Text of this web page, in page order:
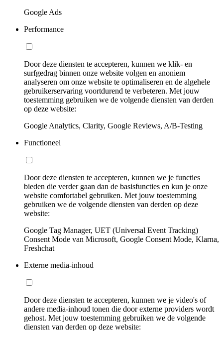
Google Ads
Performance
Door deze diensten te accepteren, kunnen we klik- en
surfgedrag binnen onze website volgen en anoniem
analyseren om onze website te optimaliseren en de algehele
gebruikerservaring voortdurend te verbeteren. Met jouw
toestemming gebruiken we de volgende diensten van derden
op deze website:
Google Analytics, Clarity, Google Reviews, A/B-Testing
Functioneel
Door deze diensten te accepteren, kunnen we je functies
bieden die verder gaan dan de basisfuncties en kun je onze
website comfortabel gebruiken. Met jouw toestemming
gebruiken we de volgende diensten van derden op deze
website:
Google Tag Manager, UET (Universal Event Tracking)
Consent Mode van Microsoft, Google Consent Mode, Klarna,
Freshchat
Externe media-inhoud
Door deze diensten te accepteren, kunnen we je video's of
andere media-inhoud tonen die door externe providers wordt
gehost. Met jouw toestemming gebruiken we de volgende
diensten van derden op deze website: